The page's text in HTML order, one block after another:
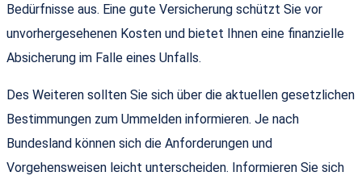
Bedürfnisse aus. Eine gute Versicherung schützt Sie vor
unvorhergesehenen Kosten und bietet Ihnen eine finanzielle
Absicherung im Falle eines Unfalls.
Des Weiteren sollten Sie sich über die aktuellen gesetzlichen
Bestimmungen zum Ummelden informieren. Je nach
Bundesland können sich die Anforderungen und
Vorgehensweisen leicht unterscheiden. Informieren Sie sich